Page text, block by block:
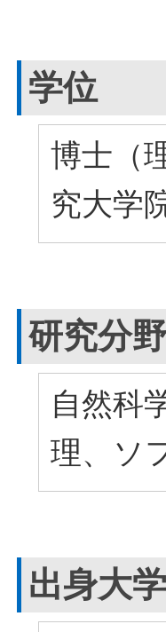
学位
博士（
究大学
研究分野
自然科
理、ソ
出身大